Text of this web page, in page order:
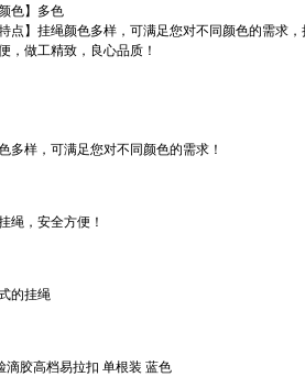
色】多色
特点】挂绳颜色多样，可满足您对不同颜色的需求
，做工精致，良心品质！
多样，可满足您对不同颜色的需求！
绳，安全方便！
的挂绳
滴胶高档易拉扣 单根装 蓝色